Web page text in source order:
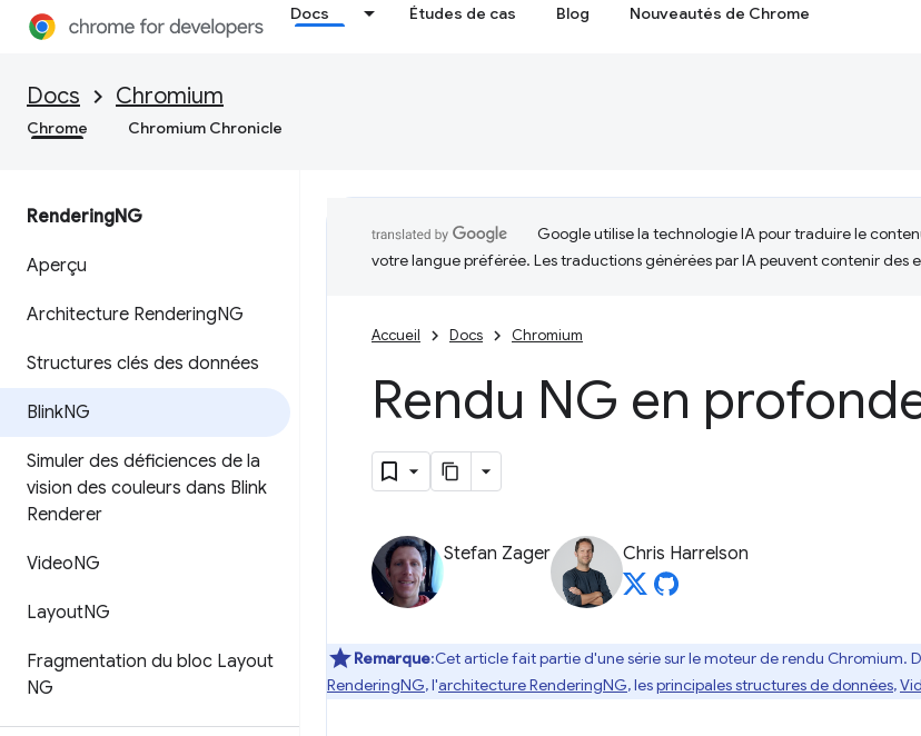
Docs Études de cas Blog Nouveautés de Chrome
Docs Chromium
Chrome Chromium Chronicle
RenderingNG
Aperçu
Architecture RenderingNG
Structures clés des données
BlinkNG
Simuler des déficiences de la
vision des couleurs dans Blink
Renderer
VideoNG
LayoutNG
Fragmentation du bloc Layout
NG
Google utilise la technologie IA pour traduire le
votre langue préférée. Les traductions générées par IA peuvent contenir des
Accueil Docs Chromium
Rendu NG en
Stefan Zager Chris Harrelson
Remarque:Cet article fait partie d'une série sur le moteur de rendu Chromium.
RenderingNG, l'architecture RenderingNG, lesprincipales structures de données,